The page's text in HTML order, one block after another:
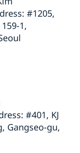
#1205,
1,
#401, KJ
Gangseo-gu,